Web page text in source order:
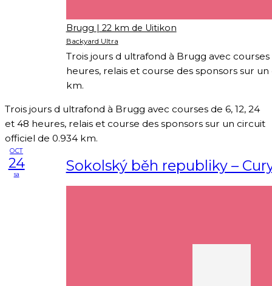
Brugg | 22 km de Uitikon
Backyard Ultra
Trois jours d ultrafond à Brugg avec courses
heures, relais et course des sponsors sur
km.
Trois jours d ultrafond à Brugg avec courses de 6, 12, 24
et 48 heures, relais et course des sponsors sur un circuit
officiel de 0.934 km.
OCT
24
sa Sokolský běh republiky –